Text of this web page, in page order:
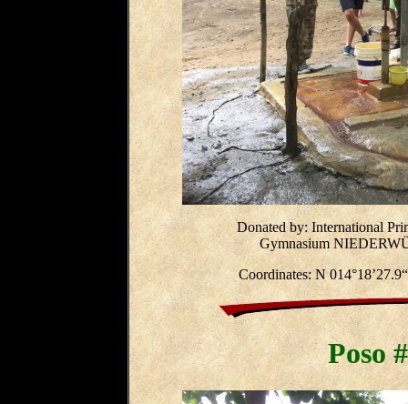
Donated by: International
Gymnasium
Coordinates:N
Poso